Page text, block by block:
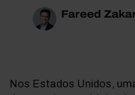
Fareed
Nos Estados Unidos,